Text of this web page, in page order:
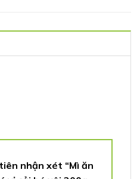
nhận xét “Mì ăn